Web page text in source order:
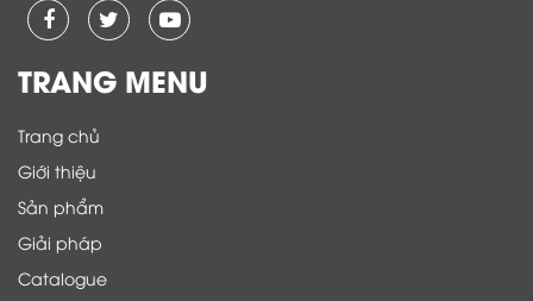
TRANG MENU
Trang chủ
Giới thiệu
Sản phẩm
Giải pháp
Catalogue